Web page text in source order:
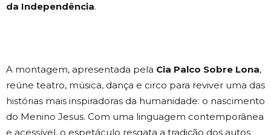
da Independência.
A montagem, apresentada pela Cia Palco Sobre Lona,
reúne teatro, música, dança e circo para reviver uma das
histórias mais inspiradoras da humanidade: o nascimento
do Menino Jesus. Com uma linguagem contemporânea
e acessível, o espetáculo resgata a tradição dos autos